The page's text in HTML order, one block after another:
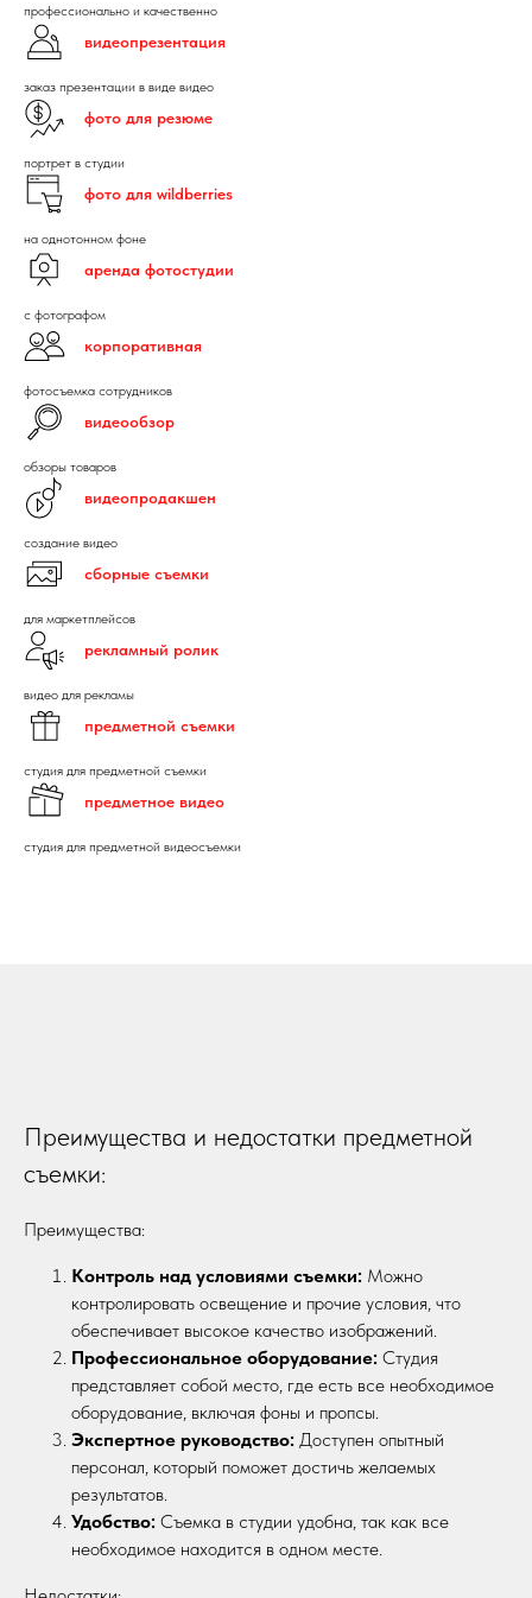
профессионально и качественно
видеопрезентация
заказ презентации в виде видео
фото для резюме
портрет в студии
фото для wildberries
на однотонном фоне
аренда фотостудии
с фотографом
корпоративная
фотосъемка сотрудников
видеообзор
обзоры товаров
видеопродакшен
создание видео
сборные съемки
для маркетплейсов
рекламный ролик
видео для рекламы
предметной съемки
студия для предметной съемки
предметное видео
студия для предметной видеосъемки
Преимущества и недостатки предметной
съемки:
Преимущества:
Контроль над условиями съемки: Можно
контролировать освещение и прочие условия, что
обеспечивает высокое качество изображений.
Профессиональное оборудование: Студия
представляет собой место, где есть все необходимое
оборудование, включая фоны и пропсы.
Экспертное руководство: Доступен опытный
персонал, который поможет достичь желаемых
результатов.
Удобство: Съемка в студии удобна, так как все
необходимое находится в одном месте.